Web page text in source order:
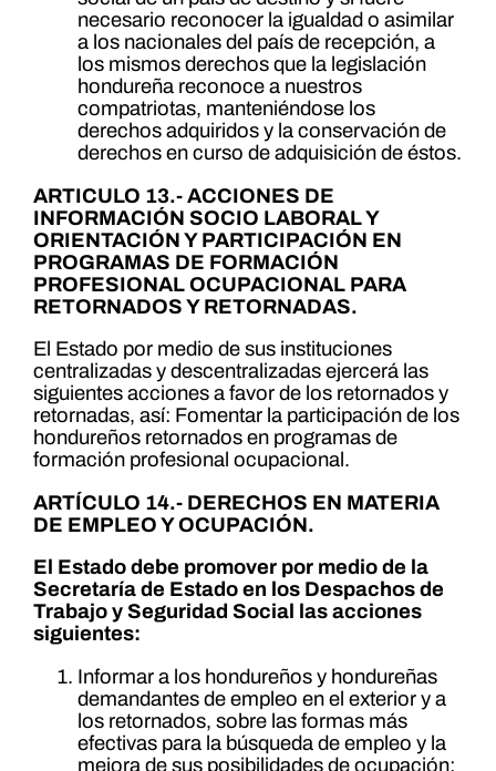
necesario reconocer la igualdad o asimilar
a los nacionales del país de recepción, a
los mismos derechos que la legislación
hondureña reconoce a nuestros
compatriotas, manteniéndose los
derechos adquiridos y la conservación de
derechos en curso de adquisición de éstos.
ARTICULO 13.- ACCIONES DE
INFORMACIÓN SOCIO LABORAL Y
ORIENTACIÓN Y PARTICIPACIÓN EN
PROGRAMAS DE FORMACIÓN
PROFESIONAL OCUPACIONAL PARA
RETORNADOS Y RETORNADAS.
El Estado por medio de sus instituciones
centralizadas y descentralizadas ejercerá las
siguientes acciones a favor de los retornados y
retornadas, así: Fomentar la participación de los
hondureños retornados en programas de
formación profesional ocupacional.
ARTÍCULO 14.- DERECHOS EN MATERIA
DE EMPLEO Y OCUPACIÓN.
El Estado debe promover por medio de la
Secretaría de Estado en los Despachos de
Trabajo y Seguridad Social las acciones
siguientes:
Informar a los hondureños y hondureñas
demandantes de empleo en el exterior y a
los retornados, sobre las formas más
efectivas para la búsqueda de empleo y la
mejora de sus posibilidades de ocupación;